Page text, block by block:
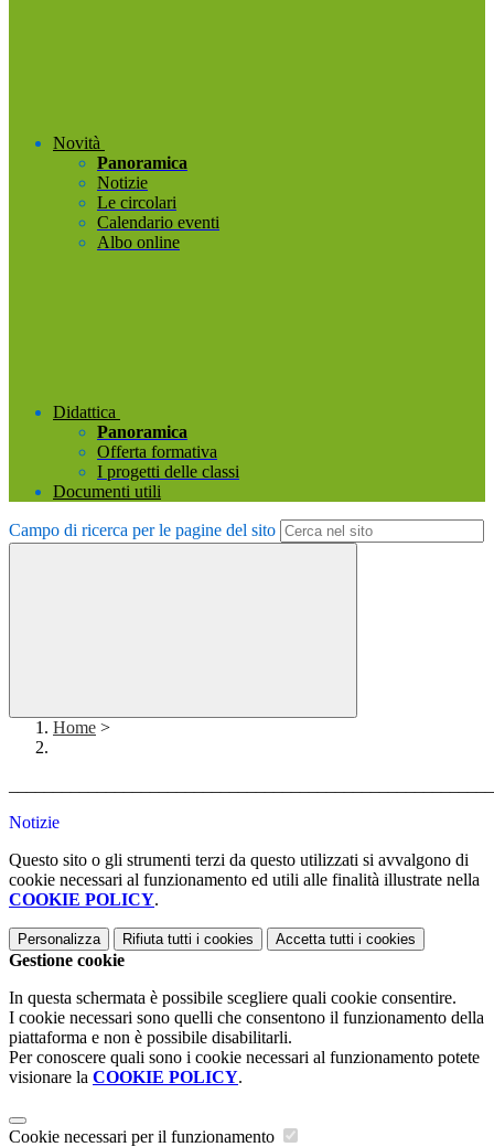
Novità
Panoramica
Notizie
Le circolari
Calendario eventi
Albo online
Didattica
Panoramica
Offerta formativa
I progetti delle classi
Documenti utili
Campo di ricerca per le pagine del sito
Home >
Notizie
Questo sito o gli strumenti terzi da questo utilizzati si avvalgono di
cookie necessari al funzionamento ed utili alle finalità illustrate nella
COOKIE POLICY.
Personalizza Rifiuta tutti i cookies Accetta tutti i cookies
Gestione cookie
In questa schermata è possibile scegliere quali cookie consentire.
I cookie necessari sono quelli che consentono il funzionamento della
piattaforma e non è possibile disabilitarli.
Per conoscere quali sono i cookie necessari al funzionamento potete
visionare la COOKIE POLICY.
Cookie necessari per il funzionamento